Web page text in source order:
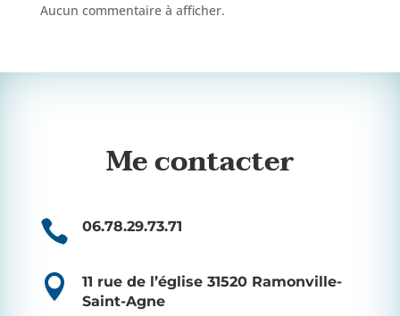
Aucun commentaire à afficher.
Me contacter
 06.78.29.73.71

11 rue de l’église 31520 Ramonville-
Saint-Agne